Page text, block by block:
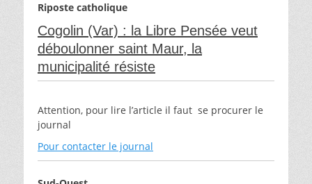
Riposte catholique
Cogolin (Var) : la Libre Pensée veut
déboulonner saint Maur, la
municipalité résiste
Attention, pour lire l’article il faut se procurer le
journal
Pour contacter le journal